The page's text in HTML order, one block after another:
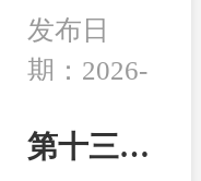
台，是我国完
善出入境管理
制度的重要举
交流持续深
发布日
期：2026-
第十三届移民行业高峰论坛在南京举行 和中入选诚信专业示范机构